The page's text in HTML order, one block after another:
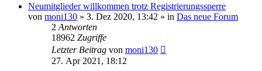
Neumitglieder willkommen trotz Registrierungssperre
von moni130 » 3. Dez 2020, 13:42 » in Das neue Forum
2 Antworten
18962 Zugriffe
Letzter Beitrag von moni130
27. Apr 2021, 18:12